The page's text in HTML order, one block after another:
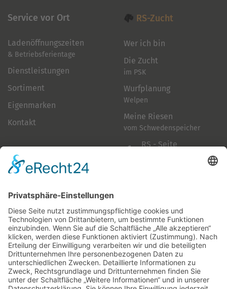
Service vor Ort
Ladenöffnungszeiten
& Betriebsferientage
Dienstleistungen
Sortiment
Eigenmarken
Kontakt
RS-Zucht
Wer ich bin
Die Zucht
im PSK
Wurfplanung
Welpen
Meine Riesen
vom Schwedenspeicher
RS - Seite
Folge mir
Zahlungsarten
& Vorab-Überweisung